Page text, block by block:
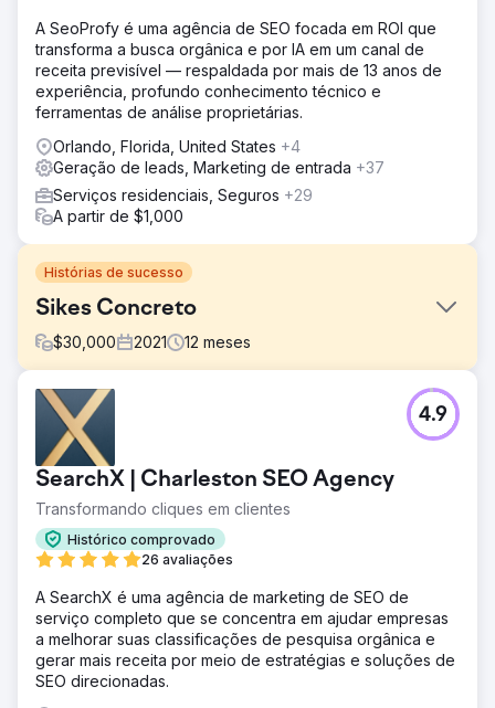
A SeoProfy é uma agência de SEO focada em ROI que
transforma a busca orgânica e por IA em um canal de
receita previsível — respaldada por mais de 13 anos de
experiência, profundo conhecimento técnico e
ferramentas de análise proprietárias.
Orlando, Florida, United States +4
Geração de leads, Marketing de entrada +37
Serviços residenciais, Seguros +29
A partir de $1,000
Histórias de sucesso
Sikes Concreto
$30,000 2021 12 meses
Desafio
A Sikes Concrete não tinha nenhum lead online e
nenhuma presença significativa na Internet, limitando o
potencial de crescimento do seu negócio.
A WD Morgan Solutions implementou uma estratégia
abrangente de marketing digital para aumentar a
visibilidade online e a geração de leads.
Resultado
A Sikes Concrete obteve um aumento de 80% em leads
online e gerou mais de US$ 2 milhões em receita no
primeiro ano de colaboração.
SearchX | Charleston SEO Agency
Transformando cliques em clientes
Histórico comprovado
26 avaliações
4.9
A SearchX é uma agência de marketing de SEO de
serviço completo que se concentra em ajudar empresas
a melhorar suas classificações de pesquisa orgânica e
gerar mais receita por meio de estratégias e soluções de
SEO direcionadas.